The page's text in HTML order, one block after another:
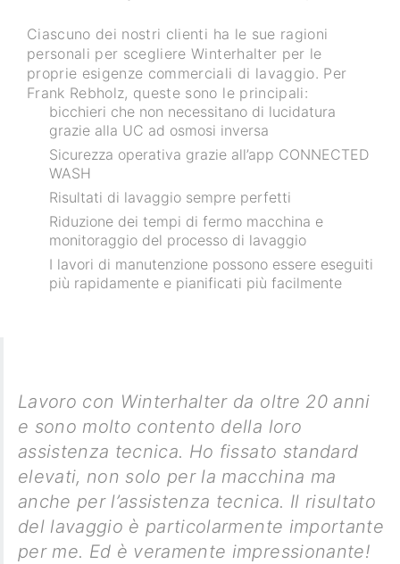
Ciascuno dei nostri clienti ha le sue ragioni
personali per scegliere Winterhalter per le
proprie esigenze commerciali di lavaggio. Per
Frank Rebholz, queste sono le principali:
bicchieri che non necessitano di lucidatura
grazie alla UC ad osmosi inversa
Sicurezza operativa grazie all’app CONNECTED
WASH
Risultati di lavaggio sempre perfetti
Riduzione dei tempi di fermo macchina e
monitoraggio del processo di lavaggio
I lavori di manutenzione possono essere eseguiti
più rapidamente e pianificati più facilmente
Lavoro con Winterhalter da oltre 20 anni
e sono molto contento della loro
assistenza tecnica. Ho fissato standard
elevati, non solo per la macchina ma
anche per l’assistenza tecnica. Il risultato
del lavaggio è particolarmente importante
per me. Ed è veramente impressionante!